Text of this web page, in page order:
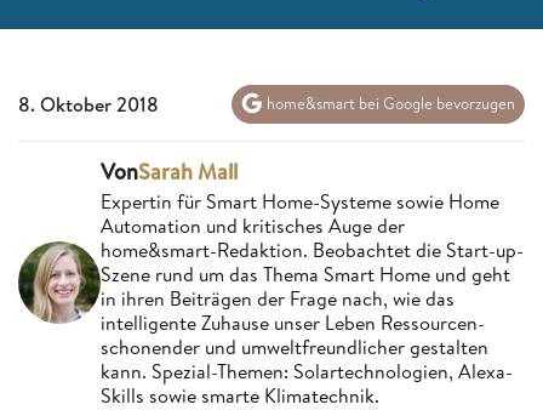
8. Oktober 2018 home&smart bei Google bevorzugen
VonSarah Mall
Expertin für Smart Home-Systeme sowie Home
Automation und kritisches Auge der
home&smart-Redaktion. Beobachtet die Start-up-
Szene rund um das Thema Smart Home und geht
in ihren Beiträgen der Frage nach, wie das
intelligente Zuhause unser Leben Ressourcen-
schonender und umweltfreundlicher gestalten
kann. Spezial-Themen: Solartechnologien, Alexa-
Skills sowie smarte Klimatechnik.